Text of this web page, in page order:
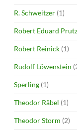
R. Schweitzer (1)
Robert Eduard Prutz
Robert Reinick (1)
Rudolf Löwenstein
Sperling (1)
Theodor Räbel (1)
Theodor Storm (2)